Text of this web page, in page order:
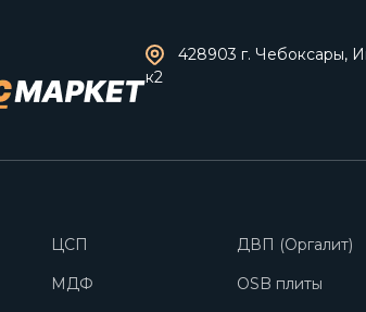
428903 г. Чебоксары,
к2
ЦСП
ДВП (Оргалит)
МДФ
OSB плиты